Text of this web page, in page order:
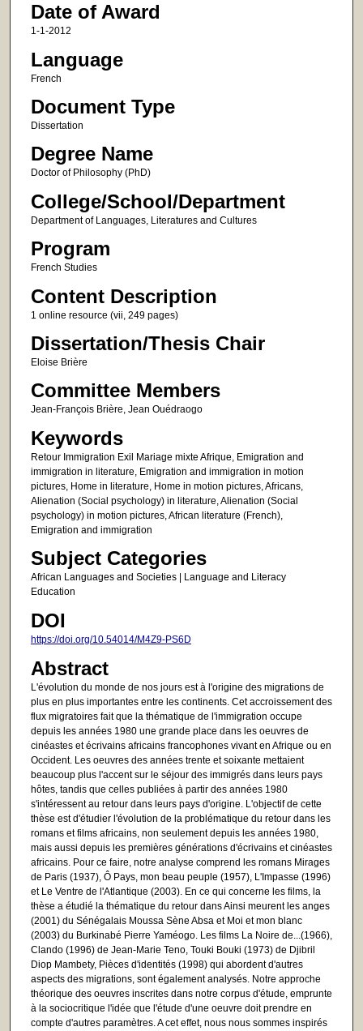
Date of Award
1-1-2012
Language
French
Document Type
Dissertation
Degree Name
Doctor of Philosophy (PhD)
College/School/Department
Department of Languages, Literatures and Cultures
Program
French Studies
Content Description
1 online resource (vii, 249 pages)
Dissertation/Thesis Chair
Eloise Brière
Committee Members
Jean-François Brière, Jean Ouédraogo
Keywords
Retour Immigration Exil Mariage mixte Afrique, Emigration and
immigration in literature, Emigration and immigration in motion
pictures, Home in literature, Home in motion pictures, Africans,
Alienation (Social psychology) in literature, Alienation (Social
psychology) in motion pictures, African literature (French),
Emigration and immigration
Subject Categories
African Languages and Societies | Language and Literacy
Education
DOI
https://doi.org/10.54014/M4Z9-PS6D
Abstract
L'évolution du monde de nos jours est à l'origine des migrations de
plus en plus importantes entre les continents. Cet accroissement des
flux migratoires fait que la thématique de l'immigration occupe
depuis les années 1980 une grande place dans les oeuvres de
cinéastes et écrivains africains francophones vivant en Afrique ou en
Occident. Les oeuvres des années trente et soixante mettaient
beaucoup plus l'accent sur le séjour des immigrés dans leurs pays
hôtes, tandis que celles publiées à partir des années 1980
s'intéressent au retour dans leurs pays d'origine. L'objectif de cette
thèse est d'étudier l'évolution de la problématique du retour dans les
romans et films africains, non seulement depuis les années 1980,
mais aussi depuis les premières générations d'écrivains et cinéastes
africains. Pour ce faire, notre analyse comprend les romans Mirages
de Paris (1937), Ô Pays, mon beau peuple (1957), L'Impasse (1996)
et Le Ventre de l'Atlantique (2003). En ce qui concerne les films, la
thèse a étudié la thématique du retour dans Ainsi meurent les anges
(2001) du Sénégalais Moussa Sène Absa et Moi et mon blanc
(2003) du Burkinabé Pierre Yaméogo. Les films La Noire de...(1966),
Clando (1996) de Jean-Marie Teno, Touki Bouki (1973) de Djibril
Diop Mambety, Pièces d'identités (1998) qui abordent d'autres
aspects des migrations, sont également analysés. Notre approche
théorique des oeuvres inscrites dans notre corpus d'étude, emprunte
à la sociocritique l'idée que l'étude d'une oeuvre doit prendre en
compte d'autres paramètres. A cet effet, nous nous sommes inspirés